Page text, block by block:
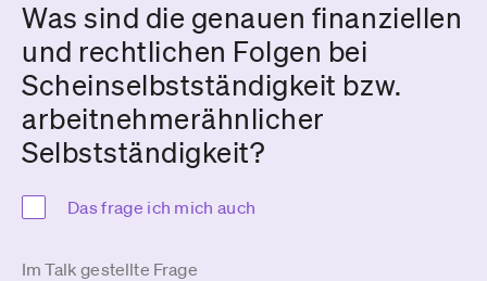
Was sind die genauen finanziellen
und rechtlichen Folgen bei
Scheinselbstständigkeit bzw.
arbeitnehmerähnlicher
Selbstständigkeit?
Das frage ich mich auch
Im Talk gestellte Frage